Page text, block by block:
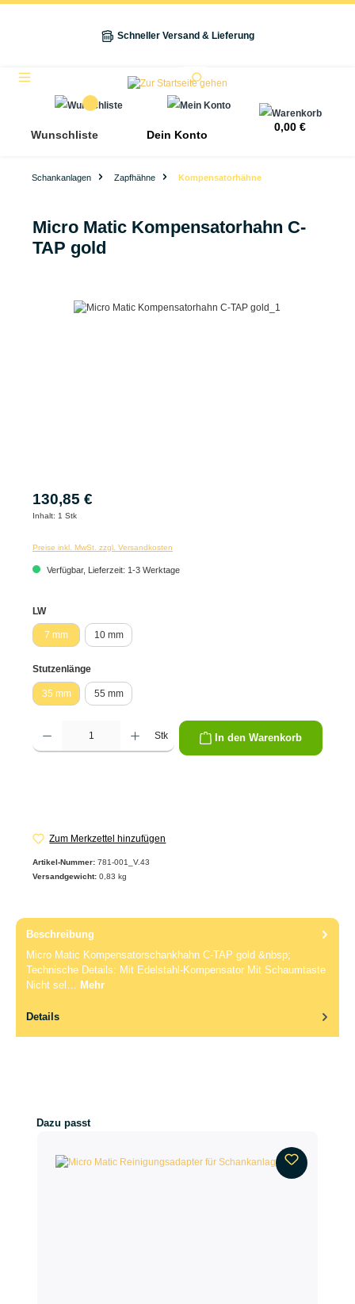
Schneller Versand & Lieferung
Wunschliste Dein Konto
0,00 €
Schankanlagen Zapfhähne Kompensatorhähne
Micro Matic Kompensatorhahn C-
TAP gold
Bildergalerie überspringen
130,85 €
Inhalt: 1 Stk
Preise inkl. MwSt. zzgl. Versandkosten
Verfügbar, Lieferzeit: 1-3 Werktage
LWauswählen
7 mm 10 mm
Stutzenlängeauswählen
35 mm 55 mm
Produkt Anzahl: Gib den gewünschten Wert ein oder benutze die Schaltflächen um
Stk In den Warenkorb
Zum Merkzettel hinzufügen
Artikel-Nummer: 781-001_V.43
Versandgewicht: 0,83 kg
Beschreibung
Micro Matic Kompensatorschankhahn C-TAP gold &nbsp;
Technische Details: Mit Edelstahl-Kompensator Mit Schaumtaste
Nicht sel… Mehr
Details
Produktgalerie überspringen
Dazu passt